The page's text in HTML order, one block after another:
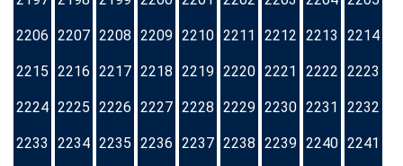
2206 2207 2208 2209 2210 2211 2212 2213 2214
2215 2216 2217 2218 2219 2220 2221 2222 2223
2224 2225 2226 2227 2228 2229 2230 2231 2232
2233 2234 2235 2236 2237 2238 2239 2240 2241